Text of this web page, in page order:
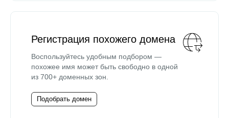
Регистрация похожего домена
Воспользуйтесь удобным подбором —
похожее имя может быть свободно в одной
из 700+ доменных зон.
Подобрать домен